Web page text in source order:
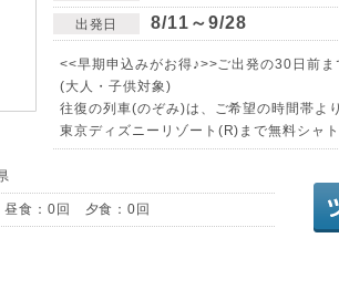
出発日 8/11～9/28
<<早期申込みがお得♪>>ご出発の30日前
(大人・子供対象)
往復の列車(のぞみ)は、ご希望の時間帯よ
東京ディズニーリゾート(R)まで無料シャ
食：0回 夕食：0回